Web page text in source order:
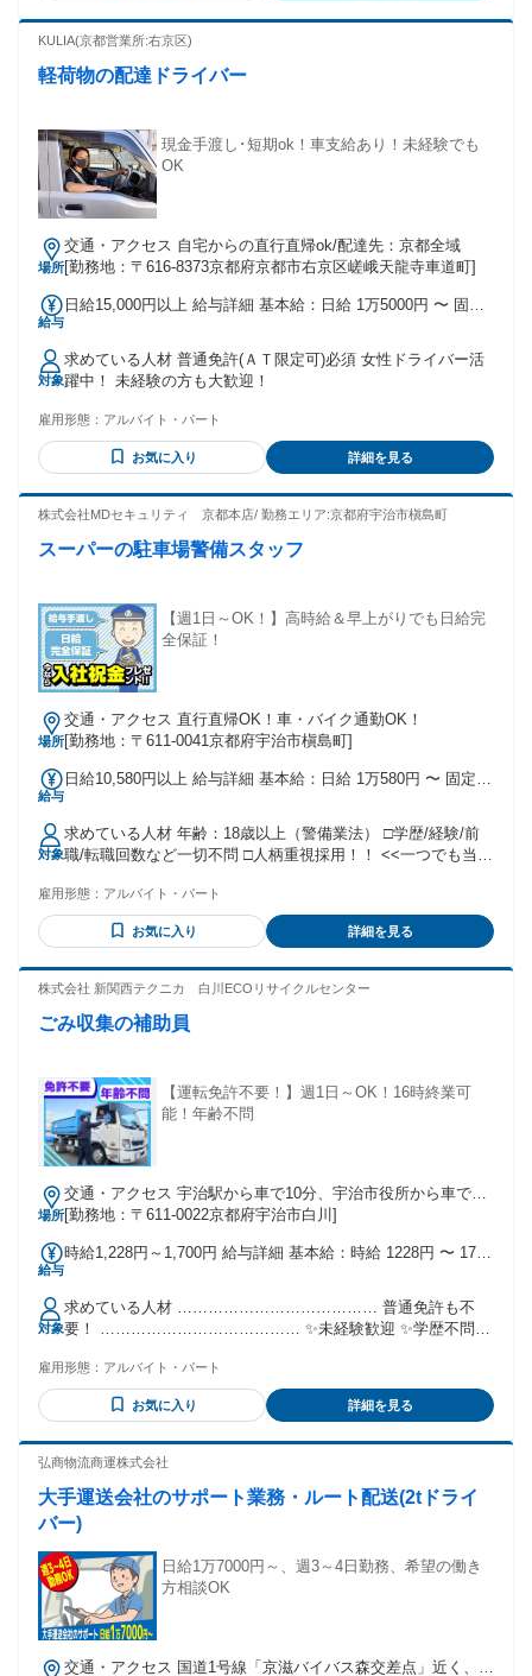
KULIA(京都営業所:右京区)
軽荷物の配達ドライバー
現金手渡し･短期ok！車支給あり！未経験でも
OK
場所
交通・アクセス 自宅からの直行直帰ok/配達先：京都全域
[勤務地：〒616-8373京都府京都市右京区嵯峨天龍寺車道町]
給与
日給15,000円以上 給与詳細 基本給：日給 1万5000円 〜 固定
勤・家族手当金額：なし 全員に一律で支払われるその他手当
金額：なし ＋歩合 ・日払い･週払い可 ・実力に合わせて随時
昇給！ ┗現在日給2万円のスタッフもいますよ☆
対象
求めている人材 普通免許(ＡＴ限定可)必須 女性ドライバー活
躍中！ 未経験の方も大歓迎！
雇用形態： アルバイト・パート
お気に入り 詳細を見る
株式会社MDセキュリティ 京都本店/ 勤務エリア:京都府宇治市槇島町
スーパーの駐車場警備スタッフ
【週1日～OK！】高時給＆早上がりでも日給完
全保証！
場所
交通・アクセス 直行直帰OK！車・バイク通勤OK！
[勤務地：〒611-0041京都府宇治市槇島町]
給与
日給10,580円以上 給与詳細 基本給：日給 1万580円 〜 固定残
勤・家族手当金額：なし 全員に一律で支払われるその他手当
金額：なし 【無資格者の場合】 日給：10,580円〜スタート
【交通誘導2級所持者の場合】 日給：11,580円～ ∟持ってい
るだけで日給UP！ ☆各種手当について ∟残業手当／運転手
手渡し/週払いOK（規定あり） ☆ご入社お祝い金プレゼン
ト！ ∟30,000円（※30日勤務支給） ∟交通誘導2級所持者：
50,000円（※30日勤務支給） <<モデル収入イメージ>> ◆Aさ
ん／50代／週2日（8日）勤務 ∟月収8万4640円+手当/交通費
全額
対象
求めている人材 年齢：18歳以上（警備業法） □学歴/経験/前
職/転職回数など一切不問 □人柄重視採用！！ <<一つでも当て
・ブランクのある方 ・中高年やミドル層シニア層の方 ・ハロ
ーワークでお仕事お探しの方 ・警備関連の資格をお持ちの方
・久しぶりの社会復帰の方 ・Wワーク・副業希望の方 ・新し
を得たい方 ・手に職を付けたい方 ・土日はしっかり休みたい
雇用形態： アルバイト・パート
お気に入り 詳細を見る
株式会社 新関西テクニカ 白川ECOリサイクルセンター
ごみ収集の補助員
【運転免許不要！】週1日～OK！16時終業可
能！年齢不問
場所
交通・アクセス 宇治駅から車で10分、宇治市役所から車で約
5分
[勤務地：〒611-0022京都府宇治市白川]
給与
時給1,228円～1,700円 給与詳細 基本給：時給 1228円 〜 1700
対象
求めている人材 ………………………………… 普通免許も不
要！ ………………………………… ✨未経験歓迎 ✨学歴不問 ✨
ニアも活躍中 ■活かせる経験 …………………………………
（必須ではありません） ◎軽作業・仕分け・検品 ◎引越し・
搬出入・積み込み ◎工場・倉庫内での作業
雇用形態： アルバイト・パート
お気に入り 詳細を見る
弘商物流商運株式会社
大手運送会社のサポート業務・ルート配送(2tドライ
バー)
日給1万7000円～、週3～4日勤務、希望の働き
方相談OK
交通・アクセス 国道1号線「京滋バイバス森交差点」近く、